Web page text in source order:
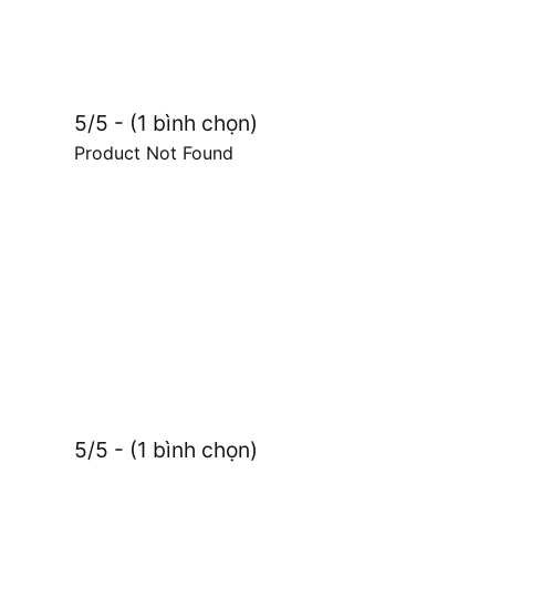
5/5 - (1 bình chọn)
Product Not Found
5/5 - (1 bình chọn)